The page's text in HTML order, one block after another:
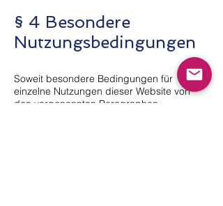
§ 4 Besondere
Nutzungsbedingungen
Soweit besondere Bedingungen für
einzelne Nutzungen dieser Website von
den vorgenannten Paragraphen